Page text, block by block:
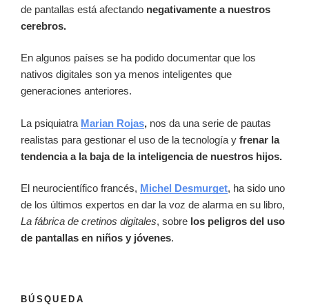
de pantallas está afectando negativamente a nuestros
cerebros.
En algunos países se ha podido documentar que los
nativos digitales son ya menos inteligentes que
generaciones anteriores.
La psiquiatra Marian Rojas, nos da una serie de pautas
realistas para gestionar el uso de la tecnología y frenar la
tendencia a la baja de la inteligencia de nuestros hijos.
El neurocientífico francés, Michel Desmurget, ha sido uno
de los últimos expertos en dar la voz de alarma en su libro,
La fábrica de cretinos digitales, sobre los peligros del uso
de pantallas en niños y jóvenes.
BÚSQUEDA